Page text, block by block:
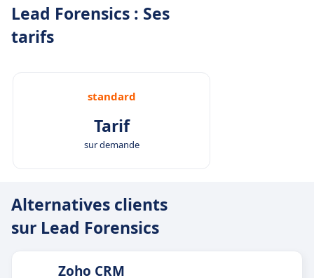
Lead Forensics : Ses
tarifs
standard
Tarif
sur demande
Alternatives clients
sur Lead Forensics
Zoho CRM